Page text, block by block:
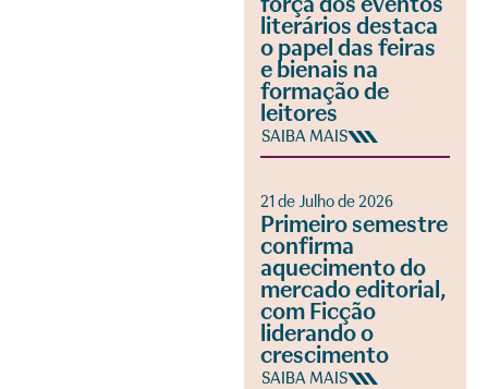
literários destaca
o papel das feiras
e bienais na
formação de
leitores
SAIBA MAIS
21 de Julho de 2026
Primeiro semestre
confirma
aquecimento do
mercado editorial,
com Ficção
liderando o
crescimento
SAIBA MAIS